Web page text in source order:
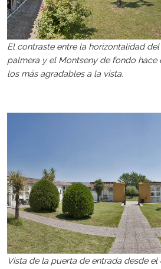
El contraste entre la horizontalidad
palmera y el Montseny de fondo
los más agradables a la vista.
Vista de la puerta de entrada desde